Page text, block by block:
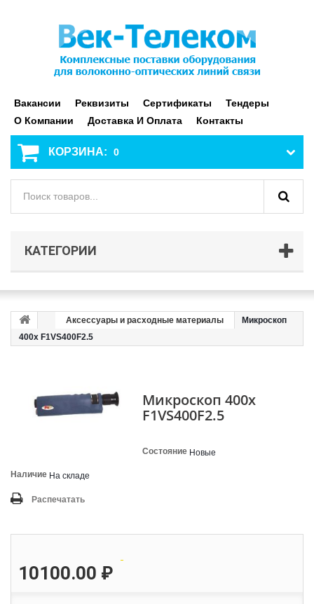
Вакансии Реквизиты Сертификаты
Тендеры
О Компании
Доставка И Оплата Контакты
КОРЗИНА: 0
КАТЕГОРИИ
Аксессуары и расходные материалы
Микроскоп
400х F1VS400F2.5
Микроскоп 400х
F1VS400F2.5
Состояние Новые
Наличие На складе
Распечатать
10100.00 ₽